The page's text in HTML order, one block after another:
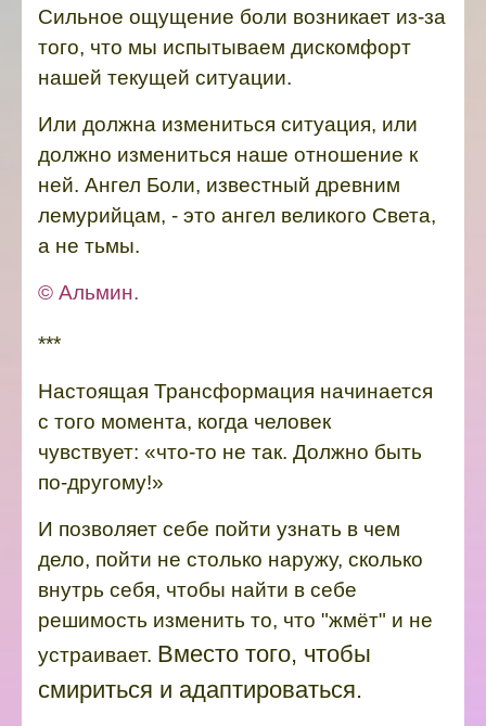
Сильное ощущение боли возникает из-за
того, что мы испытываем дискомфорт
нашей текущей ситуации.
Или должна измениться ситуация, или
должно измениться наше отношение к
ней. Ангел Боли, известный древним
лемурийцам, - это ангел великого Света,
а не тьмы.
© Альмин.
***
Настоящая Трансформация начинается
с того момента, когда человек
чувствует: «что-то не так. Должно быть
по-другому!»
И позволяет себе пойти узнать в чем
дело, пойти не столько наружу, сколько
внутрь себя, чтобы найти в себе
решимость изменить то, что "жмёт" и не
устраивает. Вместо того, чтобы
смириться и адаптироваться.